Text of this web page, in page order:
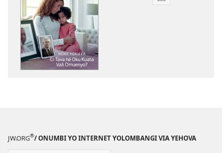
JW.ORG®/ ONUMBI YO INTERNET YOLOMBANGI VIA YEHOVA